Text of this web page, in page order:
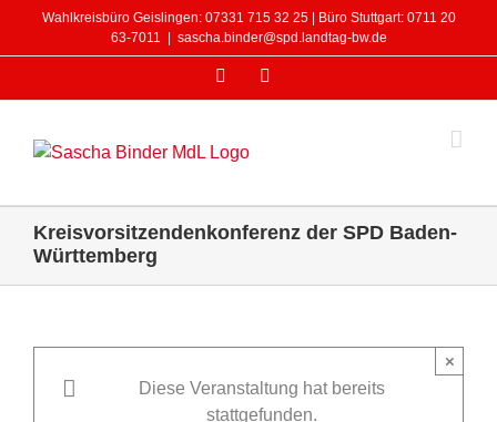
Wahlkreisbüro Geislingen: 07331 715 32 25 | Büro Stuttgart: 0711 20
63-7011
sascha.binder@spd.landtag-bw.de
Facebook
Kreisvorsitzendenkonferenz der SPD Baden-
Württemberg
Diese Veranstaltung hat bereits
stattgefunden.
×